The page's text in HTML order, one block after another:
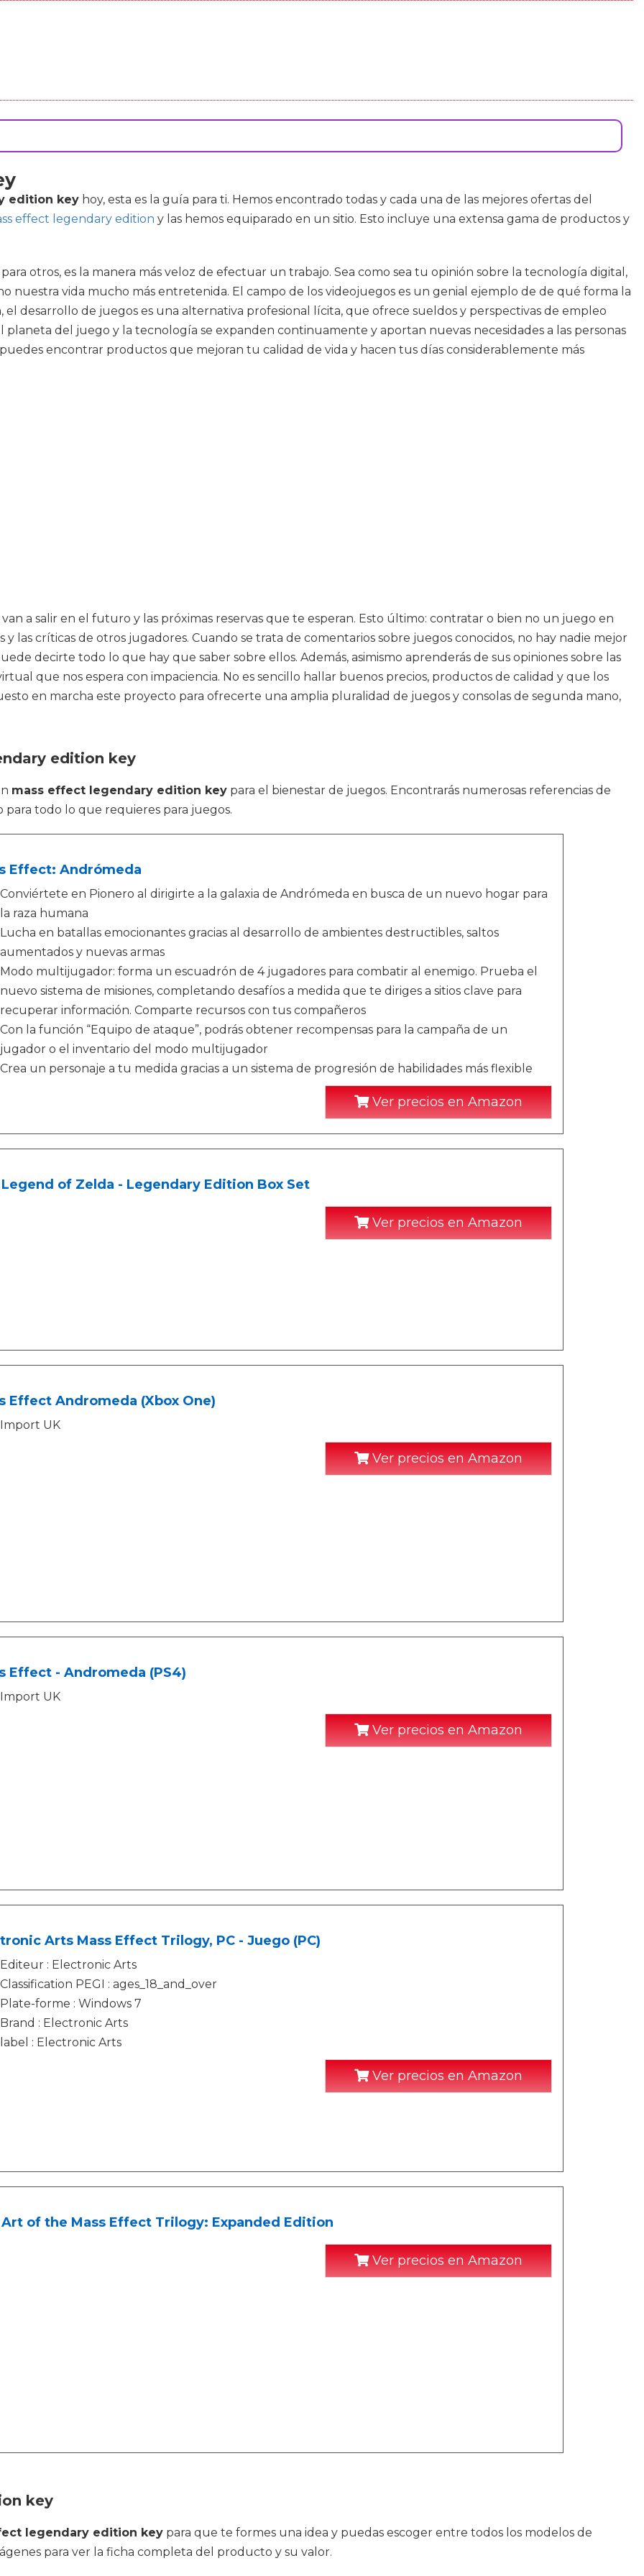
edition key hoy, esta es la guía para ti. Hemos encontrado todas y cada una de las mejores ofertas del
effect legendary edition y las hemos equiparado en un sitio. Esto incluye una extensa gama de productos y
otros, es la manera más veloz de efectuar un trabajo. Sea como sea tu opinión sobre la tecnología digital,
nuestra vida mucho más entretenida. El campo de los videojuegos es un genial ejemplo de de qué forma la
desarrollo de juegos es una alternativa profesional lícita, que ofrece sueldos y perspectivas de empleo
planeta del juego y la tecnología se expanden continuamente y aportan nuevas necesidades a las personas
encontrar productos que mejoran tu calidad de vida y hacen tus días considerablemente más
a salir en el futuro y las próximas reservas que te esperan. Esto último: contratar o bien no un juego en
las críticas de otros jugadores. Cuando se trata de comentarios sobre juegos conocidos, no hay nadie mejor
decirte todo lo que hay que saber sobre ellos. Además, asimismo aprenderás de sus opiniones sobre las
que nos espera con impaciencia. No es sencillo hallar buenos precios, productos de calidad y que los
en marcha este proyecto para ofrecerte una amplia pluralidad de juegos y consolas de segunda mano,
edition key
mass effect legendary edition key para el bienestar de juegos. Encontrarás numerosas referencias de
todo lo que requieres para juegos.
Effect: Andrómeda
Conviértete en Pionero al dirigirte a la galaxia de Andrómeda en busca de un nuevo hogar para
la raza humana
Lucha en batallas emocionantes gracias al desarrollo de ambientes destructibles, saltos
aumentados y nuevas armas
Modo multijugador: forma un escuadrón de 4 jugadores para combatir al enemigo. Prueba el
nuevo sistema de misiones, completando desafíos a medida que te diriges a sitios clave para
recuperar información. Comparte recursos con tus compañeros
Con la función “Equipo de ataque”, podrás obtener recompensas para la campaña de un
jugador o el inventario del modo multijugador
Crea un personaje a tu medida gracias a un sistema de progresión de habilidades más flexible
Ver precios en Amazon
of Zelda - Legendary Edition Box Set
Ver precios en Amazon
Effect Andromeda (Xbox One)
Import UK
Ver precios en Amazon
Effect - Andromeda (PS4)
Import UK
Ver precios en Amazon
Arts Mass Effect Trilogy, PC - Juego (PC)
Editeur : Electronic Arts
Classification PEGI : ages_18_and_over
Plate-forme : Windows 7
Brand : Electronic Arts
label : Electronic Arts
Ver precios en Amazon
of the Mass Effect Trilogy: Expanded Edition
Ver precios en Amazon
key
legendary edition key para que te formes una idea y puedas escoger entre todos los modelos de
para ver la ficha completa del producto y su valor.